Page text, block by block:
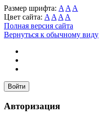
Размер шрифта: A A A
Цвет сайта: A A A A
Полная версия сайта
Вернуться к обычному виду
Войти
Авторизация